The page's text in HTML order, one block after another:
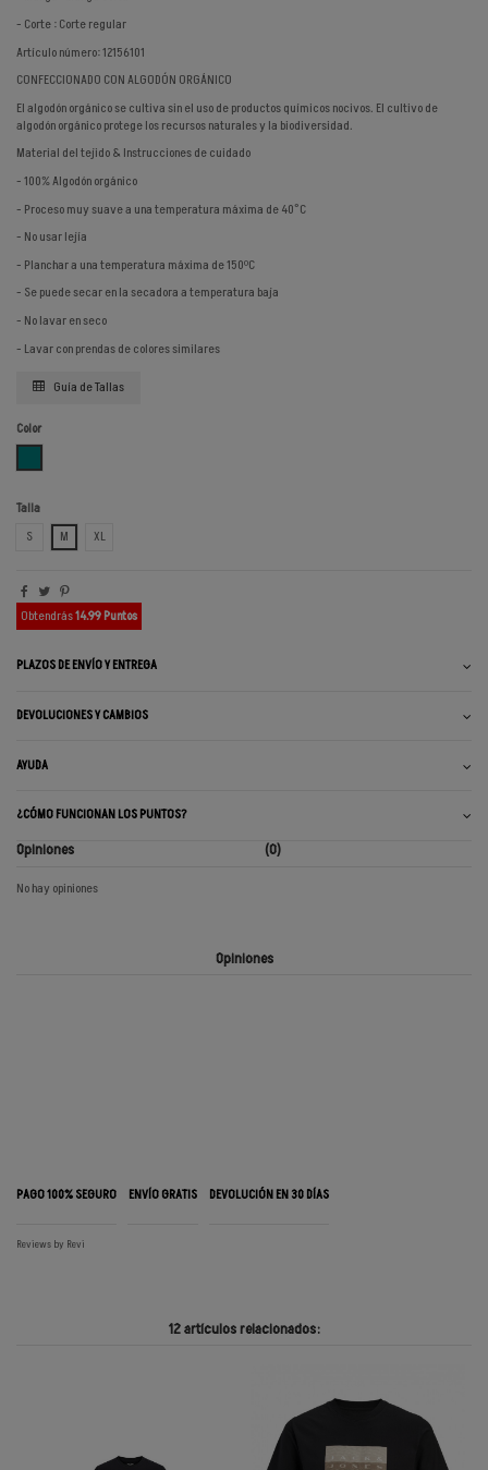
- Corte : Corte regular
Artículo número: 12156101
CONFECCIONADO CON ALGODÓN ORGÁNICO
El algodón orgánico se cultiva sin el uso de productos químicos nocivos. El cultivo de
algodón orgánico protege los recursos naturales y la biodiversidad.
Material del tejido & Instrucciones de cuidado
- 100% Algodón orgánico
- Proceso muy suave a una temperatura máxima de 40°C
- No usar lejía
- Planchar a una temperatura máxima de 150ºC
- Se puede secar en la secadora a temperatura baja
- No lavar en seco
- Lavar con prendas de colores similares
Guía de Tallas
Color
Talla
S
M XL
Obtendrás14.99 Puntos
PLAZOS DE ENVÍO Y ENTREGA
DEVOLUCIONES Y CAMBIOS
AYUDA
¿CÓMO FUNCIONAN LOS PUNTOS?
Opiniones (0)
No hay opiniones
Opiniones
PAGO 100% SEGURO ENVÍO GRATIS DEVOLUCIÓN EN 30 DÍAS
Reviews by Revi
12 artículos relacionados: